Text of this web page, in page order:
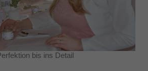
bis ins Detail